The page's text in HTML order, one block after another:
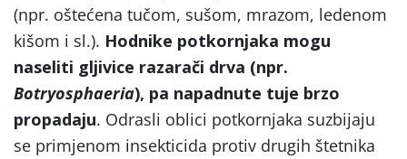
(npr. oštećena tučom, sušom, mrazom, ledenom
kišom i sl.). Hodnike potkornjaka mogu
naseliti gljivice razarači drva (npr.
Botryosphaeria), pa napadnute tuje brzo
propadaju. Odrasli oblici potkornjaka suzbijaju
se primjenom insekticida protiv drugih štetnika